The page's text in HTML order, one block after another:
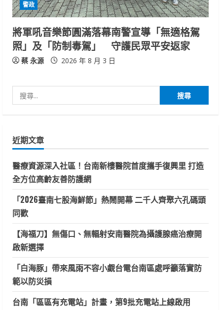
警政
將軍吼音樂節圓滿落幕南警宣導「無適格駕
照」及「防制毒駕」 守護民眾平安返家
蔡 永源 2026 年 8 月 3 日
尋
字:
近期文章
醫療資源深入社區！台南新樓醫院首度攜手復興里 打造
全方位高齡友善防護網
「2026臺南七股海鮮節」熱鬧開幕 二千人齊聚六孔碼頭
同歡
【海福刀】無傷口、無輻射安南醫院為攝護腺癌治療開
啟新選擇
「白海豚」帶來風雨不容小覷台電台南區處呼籲落實防
範以防災損
台南「區區有充電站」計畫，第9批充電站上線啟用